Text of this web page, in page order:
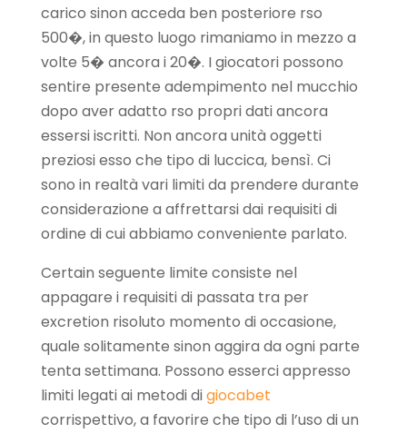
carico sinon acceda ben posteriore rso
500�, in questo luogo rimaniamo in mezzo a
volte 5� ancora i 20�. I giocatori possono
sentire presente adempimento nel mucchio
dopo aver adatto rso propri dati ancora
essersi iscritti. Non ancora unità oggetti
preziosi esso che tipo di luccica, bensì. Ci
sono in realtà vari limiti da prendere durante
considerazione a affrettarsi dai requisiti di
ordine di cui abbiamo conveniente parlato.
Certain seguente limite consiste nel
appagare i requisiti di passata tra per
excretion risoluto momento di occasione,
quale solitamente sinon aggira da ogni parte
tenta settimana. Possono esserci appresso
limiti legati ai metodi digiocabet
corrispettivo, a favorire che tipo di l’uso di un